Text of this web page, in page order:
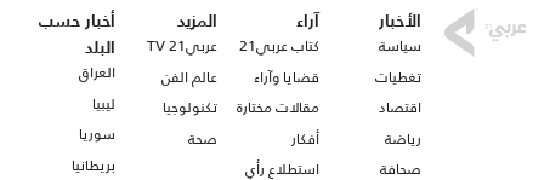
الأخبار
سياسة
تغطيات
اقتصاد
رياضة
صحافة
آراء
كتاب عربي21
قضايا وآراء
مقالات مختارة
أفكار
استطلاع رأي
المزيد
عربي21 TV
عالم الفن
تكنولوجيا
صحة
أخبار حسب
البلد
العراق
ليبيا
سوريا
بريطانيا